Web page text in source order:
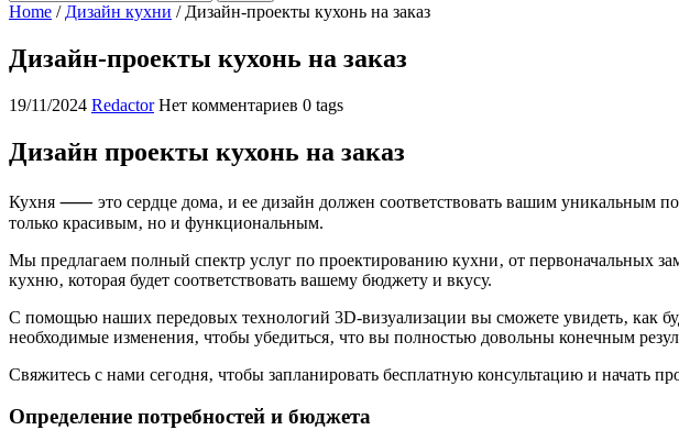
Home / Дизайн кухни / Дизайн-проекты кухонь на заказ
Дизайн-проекты кухонь на заказ
19/11/2024 Redactor Нет комментариев 0 tags
Дизайн проекты кухонь на заказ
Кухня ⸺ это сердце дома‚ и ее дизайн должен соответствовать вашим уникальным
только красивым‚ но и функциональным.
Мы предлагаем полный спектр услуг по проектированию кухни‚ от первоначальных
кухню‚ которая будет соответствовать вашему бюджету и вкусу.
С помощью наших передовых технологий 3D-визуализации вы сможете увидеть‚ как
необходимые изменения‚ чтобы убедиться‚ что вы полностью довольны конечным
Свяжитесь с нами сегодня‚ чтобы запланировать бесплатную консультацию и начать
Определение потребностей и бюджета